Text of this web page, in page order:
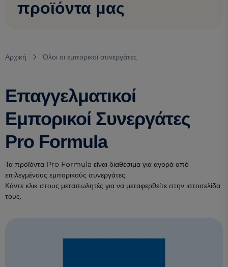
προϊόντα μας
Αρχική Όλοι οι εμπορικοί συνεργάτες
Επαγγελματικοί
Εμπορικοί Συνεργάτες
Pro Formula
Τα προϊόντα Pro Formula είναι διαθέσιμα για αγορά από
επιλεγμένους εμπορικούς συνεργάτες.
Κάντε κλικ στους μεταπωλητές για να μεταφερθείτε στην ιστοσελίδα
τους.